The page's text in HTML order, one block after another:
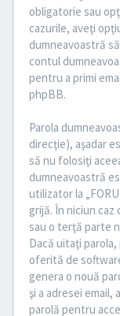
obligatorie sau
cazurile, aveţi
dumneavoastră
contul
pentru a primi
phpBB.
Parola
direcţie), aşadar
să nu folosiţi
dumneavoastră
utilizator la
grijă. În niciun caz
sau o terţă parte
Dacă uitaţi
oferită de
genera o nouă
şi a adresei
parolă pentru